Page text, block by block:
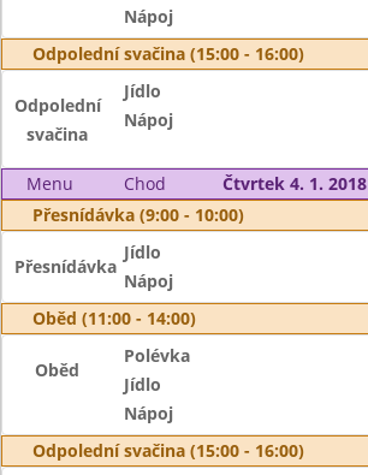
Nápoj
Odpolední svačina (15:00 - 16:00)
Odpolední
svačina
Jídlo
Nápoj
Menu Chod
Čtvrtek 4. 1. 2018
Přesnídávka (9:00 - 10:00)
Přesnídávka
Jídlo
Nápoj
Oběd (11:00 - 14:00)
Oběd
Polévka
Jídlo
Nápoj
Odpolední svačina (15:00 - 16:00)